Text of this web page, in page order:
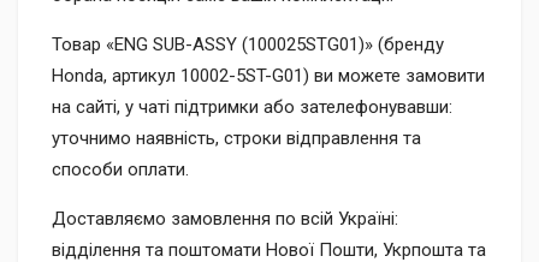
Товар «ENG SUB-ASSY (100025STG01)» (бренду
Honda, артикул 10002-5ST-G01) ви можете замовити
на сайті, у чаті підтримки або зателефонувавши:
уточнимо наявність, строки відправлення та
способи оплати.
Доставляємо замовлення по всій Україні:
відділення та поштомати Нової Пошти, Укрпошта та